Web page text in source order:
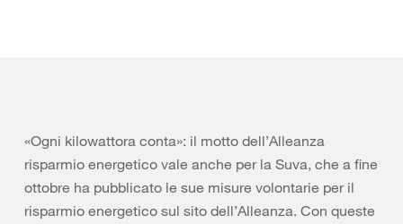
«Ogni kilowattora conta»: il motto dell’Alleanza
risparmio energetico vale anche per la Suva, che a fine
ottobre ha pubblicato le sue misure volontarie per il
risparmio energetico sul sito dell’Alleanza. Con queste